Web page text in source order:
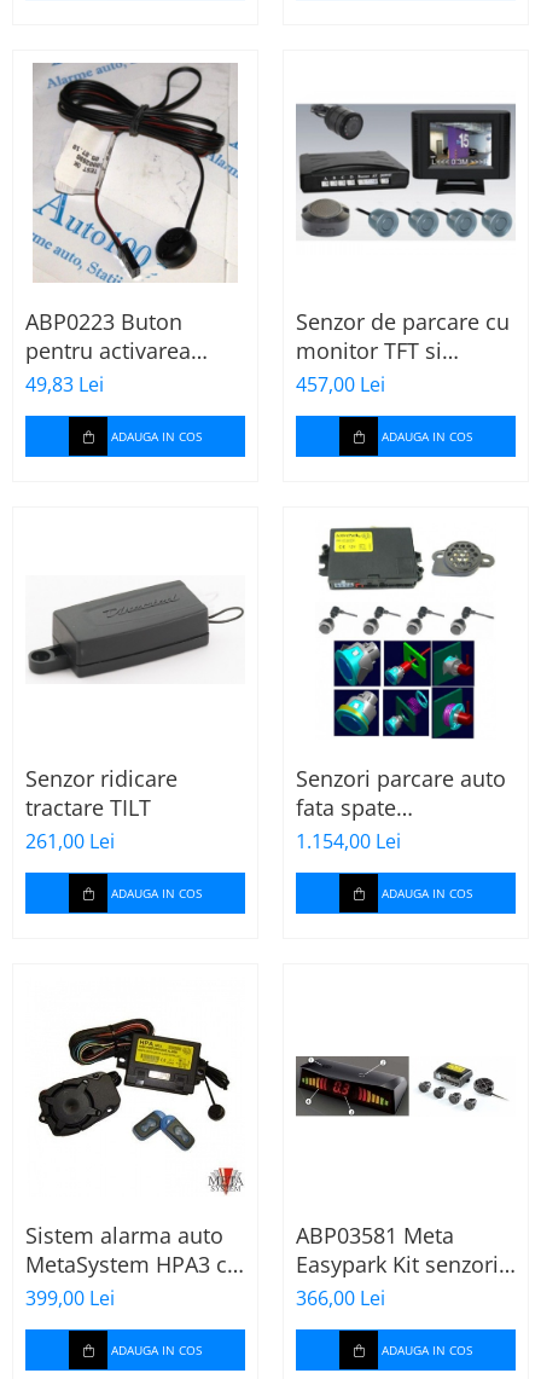
ABP0223 Buton
pentru activarea
senzorilor Meta pe
fata (P6983N)
49,83 Lei
ADAUGA IN COS
Senzor de parcare cu
monitor TFT si
camera
457,00 Lei
ADAUGA IN COS
Senzor ridicare
tractare TILT
261,00 Lei
ADAUGA IN COS
Senzori parcare auto
fata spate
MetaSystem
1.154,00 Lei
ADAUGA IN COS
Sistem alarma auto
MetaSystem HPA3 cu
telecomanda
399,00 Lei
ADAUGA IN COS
ABP03581 Meta
Easypark Kit senzori
parcare spate cu
display
366,00 Lei
ADAUGA IN COS